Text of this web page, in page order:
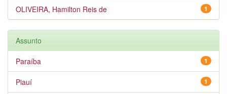
1
OLIVEIRA, Hamilton Reis de
Assunto
1
Paraíba
1
Piauí